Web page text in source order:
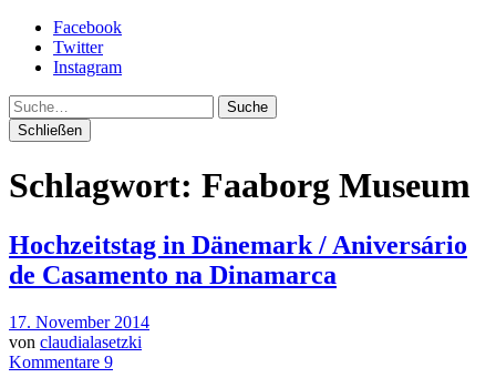
Facebook
Twitter
Instagram
Suche
Schließen
Schlagwort: Faaborg Museum
Hochzeitstag in Dänemark / Aniversário
de Casamento na Dinamarca
17. November 2014
von claudialasetzki
Kommentare 9